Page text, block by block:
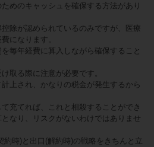
めのキャッシュを確保する方法があり
除が認められているのみですが、医療
になります。
毎年経費に算入しながら確保すること
取る際に注意が必要です。
上され、かなりの税金が発生するから
充てれば、これと相殺することができ
なり、リスクがないわけではありませ
時)と出口(解約時)の戦略をきちんと立